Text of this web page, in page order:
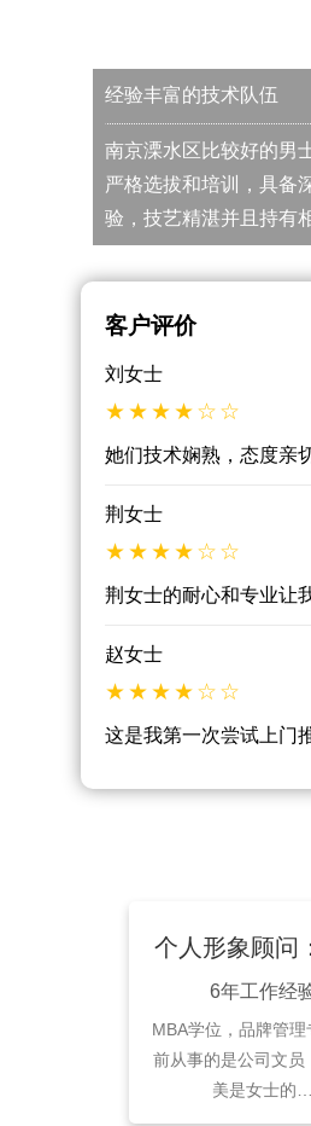
经验丰富的技术队伍
南京溧水区比较好的男
严格选拔和培训，具备
验，技艺精湛并且持有
客户评价
刘女士
她们技术娴熟，态度亲
荆女士
荆女士的耐心和专业让
赵女士
这是我第一次尝试上门
个人形象顾问
6年工作经
MBA学位，品牌管理
前从事的是公司文员
美是女士的…